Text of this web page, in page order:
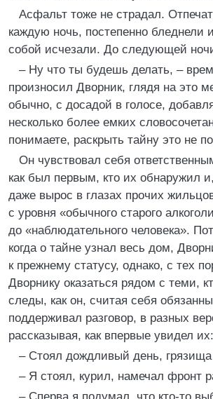
Асфальт тоже не страдал.
каждую ночь, постепенно бледнели
собой исчезали. До следующей
– Ну что ты будешь делать, –
произносил Дворник, глядя на это
обычно, с досадой в голосе,
несколько более емких
понимаете, раскрыть тайну это не
Он чувствовал себя
как был первым, кто их обнаружил
даже вырос в глазах прочих
с уровня «обычного старого
до «наблюдательного человека».
когда о тайне узнал весь дом,
к прежнему статусу, однако, с тех
Дворнику оказаться рядом с теми,
следы, как он, считая себя
поддерживал разговор, в разных
рассказывая, как впервые увидел их:
– Стоял дождливый день,
– Я стоял, курил, намечал фронт